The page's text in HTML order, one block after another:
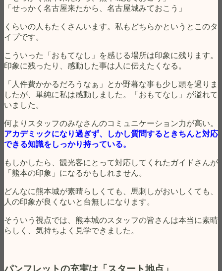
「せっかく名古屋来たから、名古屋城みておこう」
くらいの人もたくさんいます。私もどちらかというとこのタ
イプです。
こういった「おもてなし」を感じる場所は印象に残ります。
印象に残ったり、感動した事は人に伝えたくなる。
「人件費かかるだろうなぁ」とか野暮な事も少し頭を過りま
したが、単純に私は感動しました。「おもてなし」が溢れて
いました。
何よりスタッフのみなさんのコミュニケーション力が高い。
アカデミックになり過ぎず、しかし質問するときちんと対応
できる知識をしっかり持っている。
もしかしたら、観光客にとって対応してくれたガイドさんが
「熊本の印象」になるかもしれません。
どんなに熊本城が素晴らしくても、馬刺しがおいしくても、
人の印象が良くないと台無しになります。
そういう視点では、熊本城のスタッフの皆さんは本当に素晴
らしく、気持ちよく見学できました。
パンフレットの充実は「スタート地点」